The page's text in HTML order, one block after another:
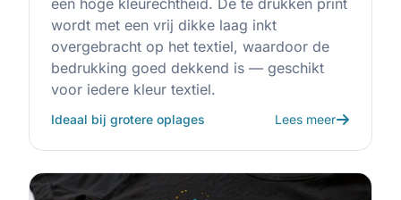
wordt met een vrij dikke laag inkt
overgebracht op het textiel, waardoor de
bedrukking goed dekkend is — geschikt
voor iedere kleur textiel.
Ideaal bij grotere oplages Lees meer